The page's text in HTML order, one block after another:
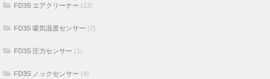
FD3S エアクリーナー (13)
FD3S 吸気温度センサー (2)
FD3S 圧力センサー (1)
FD3S ノックセンサー (4)